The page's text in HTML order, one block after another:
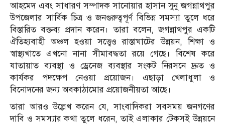
আহমেদ এবং সাধারণ সম্পাদক সানোয়ার হাসান সুনু জগন্নাথপুর
উপজেলার সার্বিক চিত্র ও জনগুরুত্বপূর্ণ বিভিন্ন সমস্যা তুলে ধরে
বিস্তারিত বক্তব্য প্রদান করেন। তারা বলেন, জগন্নাথপুর একটি
ঐতিহ্যবাহী অঞ্চল হওয়া সত্ত্বেও রাস্তাঘাটের উন্নয়ন, শিক্ষা ও
স্বাস্থ্যখাতে এখনো নানা সীমাবদ্ধতা রয়ে গেছে। বিশেষ করে
যাতায়াত ব্যবস্থা ও ড্রেনেজ ব্যবস্থার সংকট নিরসনে দ্রুত ও
কার্যকর পদক্ষেপ নেওয়া প্রয়োজন। এছাড়া খেলাধুলা ও
বিনোদনের জন্য অবকাঠামোর প্রয়োজনীয়তা আছে।
তারা আরও উল্লেখ করেন যে, সাংবাদিকরা সবসময় জনগণের
দাবি ও সমস্যার কথা তুলে ধরেন, তাই এলাকার টেকসই উন্নয়নে